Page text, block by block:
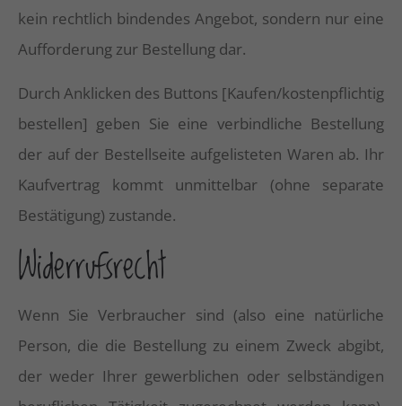
kein rechtlich bindendes Angebot, sondern nur eine
Aufforderung zur Bestellung dar.
Durch Anklicken des Buttons [Kaufen/kostenpflichtig
bestellen] geben Sie eine verbindliche Bestellung
der auf der Bestellseite aufgelisteten Waren ab. Ihr
Kaufvertrag kommt unmittelbar (ohne separate
Bestätigung) zustande.
Widerrufsrecht
Wenn Sie Verbraucher sind (also eine natürliche
Person, die die Bestellung zu einem Zweck abgibt,
der weder Ihrer gewerblichen oder selbständigen